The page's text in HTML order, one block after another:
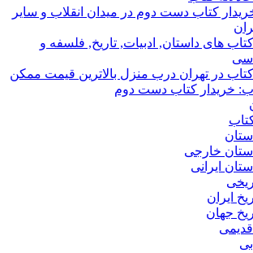
کتاب دست دوم در میدان انقلاب و سایر
های داستان, ادبیات, تاریخ, فلسفه و
کتاب در تهران درب منزل بالاترین قیمت ممکن
خریدار کتاب دست دوم
خارجی
ایرانی
ایران
جهان